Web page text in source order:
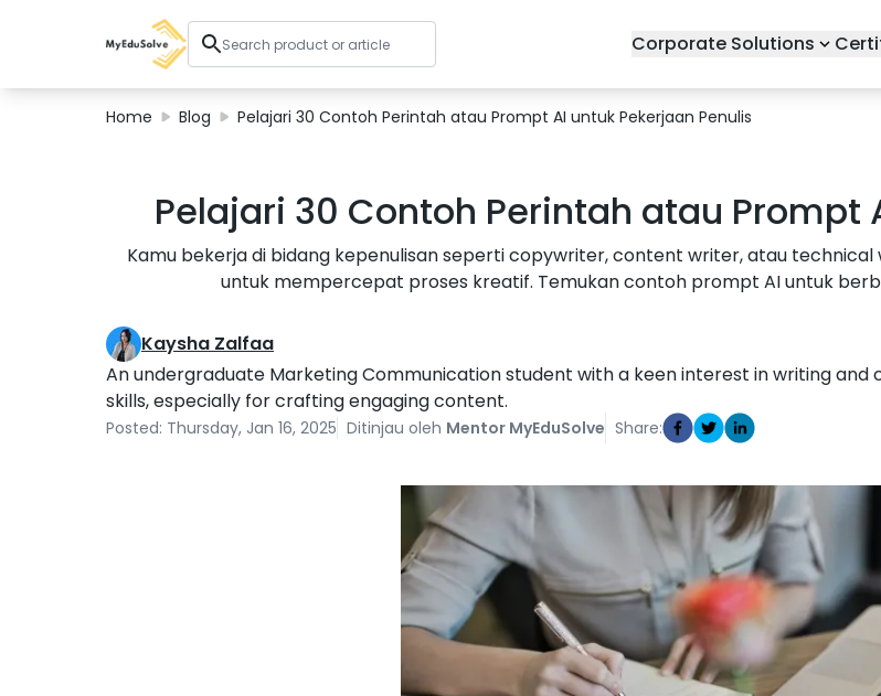
Corporate Solutions
My Cart
Home Blog Pelajari 30 Contoh Perintah atau Prompt AI untuk Pekerjaan Penulis
Pelajari 30 Contoh Perintah atau Prompt
Kamu bekerja di bidang kepenulisan seperti copywriter, content writer, atau
untuk mempercepat proses kreatif. Temukan contoh prompt AI untuk
Kaysha Zalfaa
An undergraduate Marketing Communication student with a keen interest in writing
skills, especially for crafting engaging content.
Posted: Thursday, Jan 16, 2025 Ditinjau oleh Mentor MyEduSolve Share: